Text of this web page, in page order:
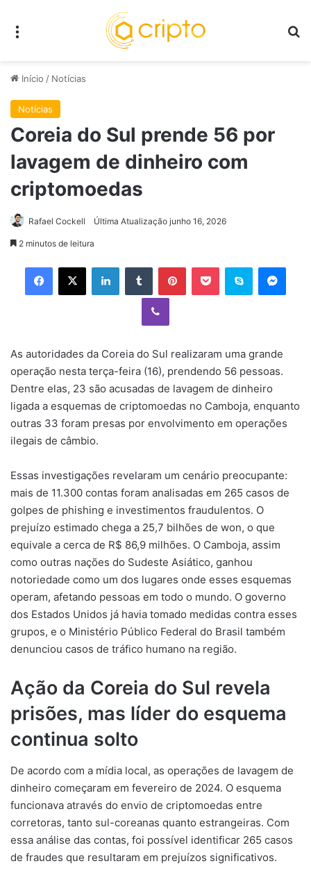
Início / Notícias
Notícias
Coreia do Sul prende 56 por
lavagem de dinheiro com
criptomoedas
Rafael Cockell Última Atualização junho 16, 2026
2 minutos de leitura
Facebook
X LinkedinTumblr PinterestPocket Skype
Viber
As autoridades da Coreia do Sul realizaram uma grande
operação nesta terça-feira (16), prendendo 56 pessoas.
Dentre elas, 23 são acusadas de lavagem de dinheiro
ligada a esquemas de criptomoedas no Camboja, enquanto
outras 33 foram presas por envolvimento em operações
ilegais de câmbio.
Essas investigações revelaram um cenário preocupante:
mais de 11.300 contas foram analisadas em 265 casos de
golpes de phishing e investimentos fraudulentos. O
prejuízo estimado chega a 25,7 bilhões de won, o que
equivale a cerca de R$ 86,9 milhões. O Camboja, assim
como outras nações do Sudeste Asiático, ganhou
notoriedade como um dos lugares onde esses esquemas
operam, afetando pessoas em todo o mundo. O governo
dos Estados Unidos já havia tomado medidas contra esses
grupos, e o Ministério Público Federal do Brasil também
denunciou casos de tráfico humano na região.
Ação da Coreia do Sul revela
prisões, mas líder do esquema
continua solto
De acordo com a mídia local, as operações de lavagem de
dinheiro começaram em fevereiro de 2024. O esquema
funcionava através do envio de criptomoedas entre
corretoras, tanto sul-coreanas quanto estrangeiras. Com
essa análise das contas, foi possível identificar 265 casos
de fraudes que resultaram em prejuízos significativos.